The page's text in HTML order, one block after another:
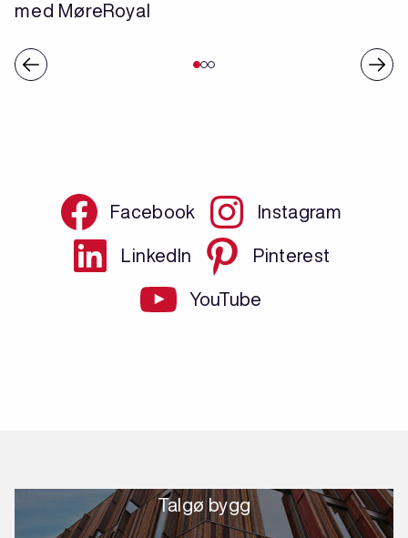
med MøreRoyal
Facebook Instagram
LinkedIn Pinterest
YouTube
Talgø bygg